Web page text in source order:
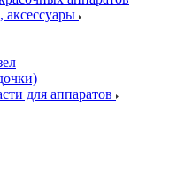
для аппаратов